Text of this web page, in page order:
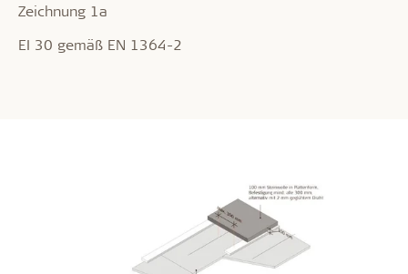
Zeichnung 1a
EI 30 gemäß EN 1364-2